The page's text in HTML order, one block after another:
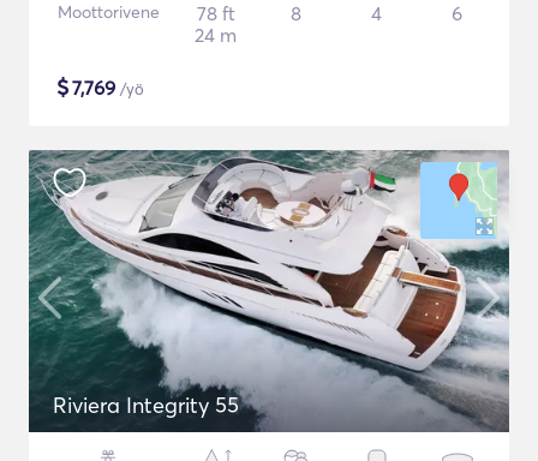
Moottorivene
78 ft
24 m
8 4 6
$7,769 /yö
Riviera Integrity 55